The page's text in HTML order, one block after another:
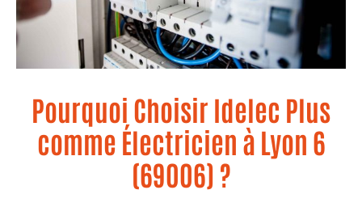
Pourquoi Choisir Idelec Plus
comme Électricien à Lyon 6
(69006) ?